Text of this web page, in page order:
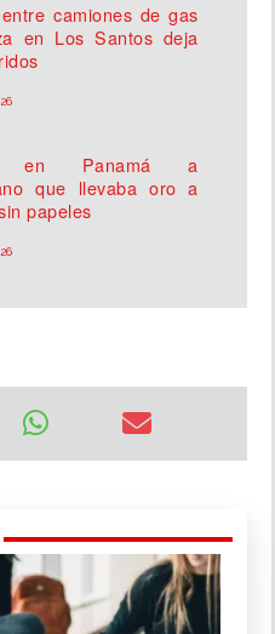
camiones de gas
en Los Santos deja
en Panamá a
que llevaba oro a
papeles